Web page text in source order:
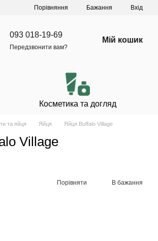
Порівняння Бажання Вхід
093 018-19-69
Передзвонити вам?
Мій кошик
Косметика та догляд
та яйця Яйця Яйця Buffalo Village
Village
Порівняти В бажання